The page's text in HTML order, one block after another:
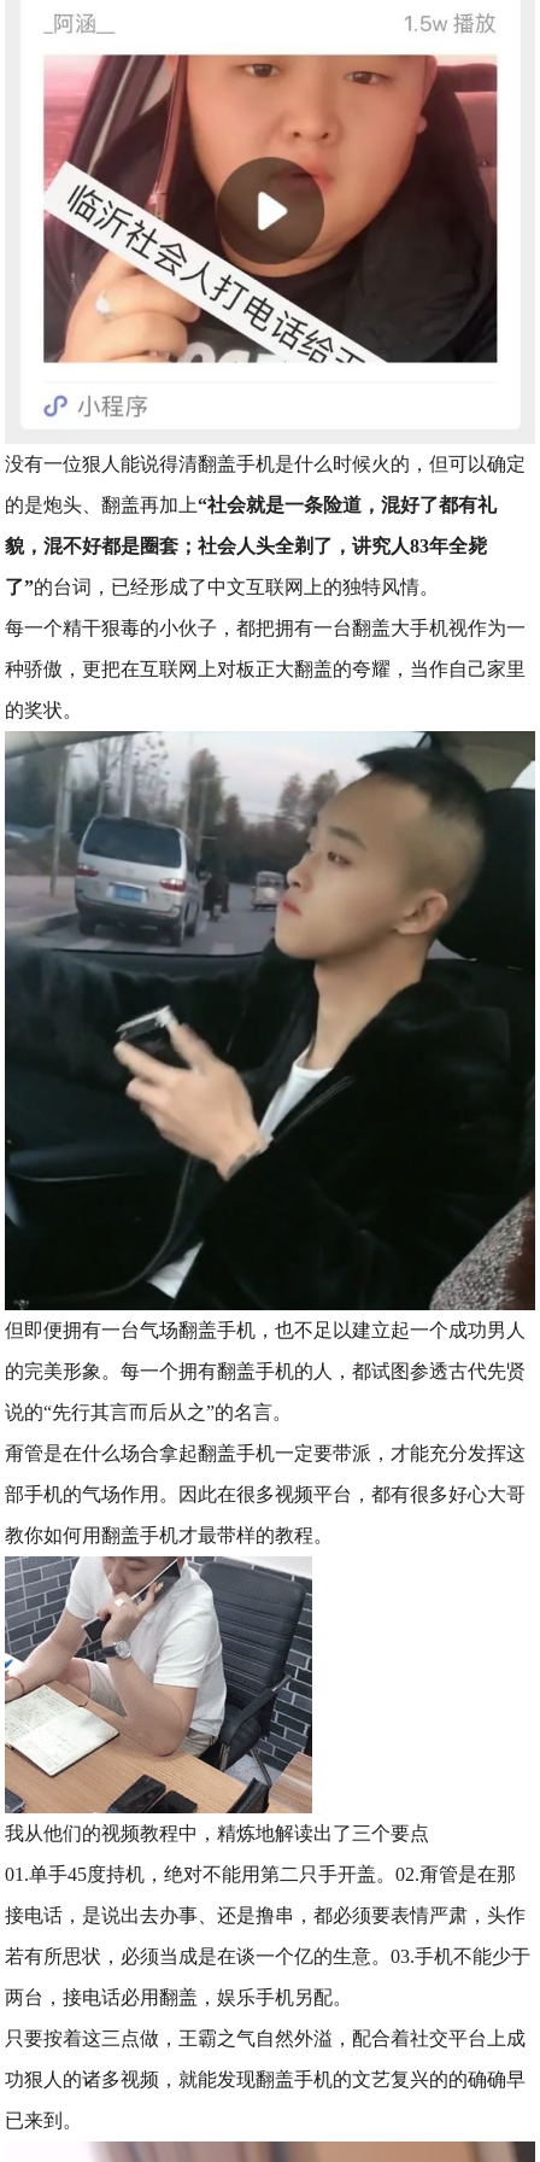
没有一位狠人能说得清翻盖手机是什么时候火的，但可以确定
的是炮头、翻盖再加上“社会就是一条险道，混好了都有礼
貌，混不好都是圈套；社会人头全剃了，讲究人83年全毙
了”的台词，已经形成了中文互联网上的独特风情。
每一个精干狠毒的小伙子，都把拥有一台翻盖大手机视作为一
种骄傲，更把在互联网上对板正大翻盖的夸耀，当作自己家里
的奖状。
但即便拥有一台气场翻盖手机，也不足以建立起一个成功男人
的完美形象。每一个拥有翻盖手机的人，都试图参透古代先贤
说的“先行其言而后从之”的名言。
甭管是在什么场合拿起翻盖手机一定要带派，才能充分发挥这
部手机的气场作用。因此在很多视频平台，都有很多好心大哥
教你如何用翻盖手机才最带样的教程。
我从他们的视频教程中，精炼地解读出了三个要点
01.单手45度持机，绝对不能用第二只手开盖。02.甭管是在那
接电话，是说出去办事、还是撸串，都必须要表情严肃，头作
若有所思状，必须当成是在谈一个亿的生意。03.手机不能少于
两台，接电话必用翻盖，娱乐手机另配。
只要按着这三点做，王霸之气自然外溢，配合着社交平台上成
功狠人的诸多视频，就能发现翻盖手机的文艺复兴的的确确早
已来到。